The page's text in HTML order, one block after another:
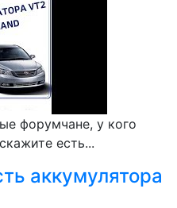
форумчане, у кого
есть...
аккумулятора